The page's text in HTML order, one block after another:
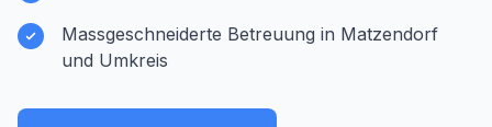
Massgeschneiderte Betreuung in Matzendorf
und Umkreis